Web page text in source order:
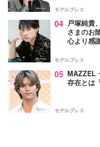
モデルプレス
04 戸塚純貴
さまのお
心より感
モデルプレス
05 MAZZEL
存在とは
モデルプレス